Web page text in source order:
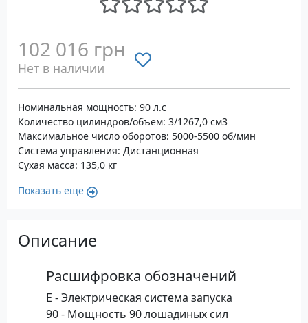
102 016 грн
Нет в наличии
Номинальная мощность: 90 л.с
Количество цилиндров/объем: 3/1267,0 см3
Максимальное число оборотов: 5000-5500 об/мин
Система управления: Дистанционная
Сухая масса: 135,0 кг
Показать еще
Описание
Расшифровка обозначений
Е - Электрическая система запуска
90 - Мощность 90 лошадиных сил